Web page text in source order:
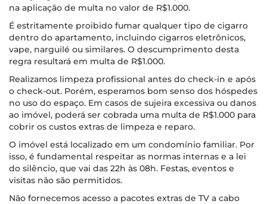
na aplicação de multa no valor de R$1.000.
É estritamente proibido fumar qualquer tipo de cigarro
dentro do apartamento, incluindo cigarros eletrônicos,
vape, narguilé ou similares. O descumprimento desta
regra resultará em multa de R$1.000.
Realizamos limpeza profissional antes do check-in e após
o check-out. Porém, esperamos bom senso dos hóspedes
no uso do espaço. Em casos de sujeira excessiva ou danos
ao imóvel, poderá ser cobrada uma multa de R$1.000 para
cobrir os custos extras de limpeza e reparo.
O imóvel está localizado em um condomínio familiar. Por
isso, é fundamental respeitar as normas internas e a lei
do silêncio, que vai das 22h às 08h. Festas, eventos e
visitas não são permitidos.
Não fornecemos acesso a pacotes extras de TV a cabo